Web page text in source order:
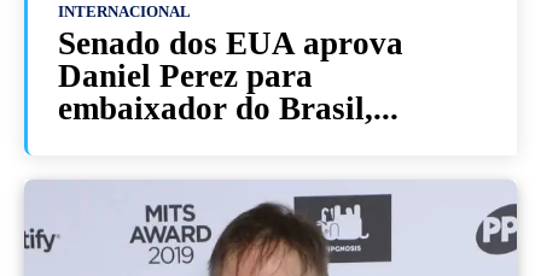
INTERNACIONAL
Senado dos EUA aprova
Daniel Perez para
embaixador do Brasil,...